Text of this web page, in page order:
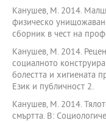
Канушев, М. 2014.
физическо
сборник в чест на
Канушев, М. 2014.
социалното
болестта и хигиената
Език и публичност 2.
Канушев, М. 2014.
смъртта. В: